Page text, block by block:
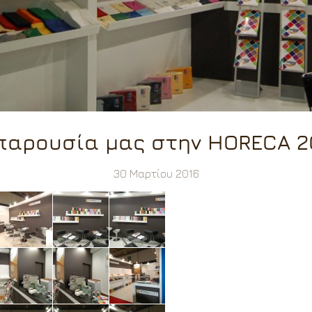
μας στην HORECA
30 Μαρτίου 2016